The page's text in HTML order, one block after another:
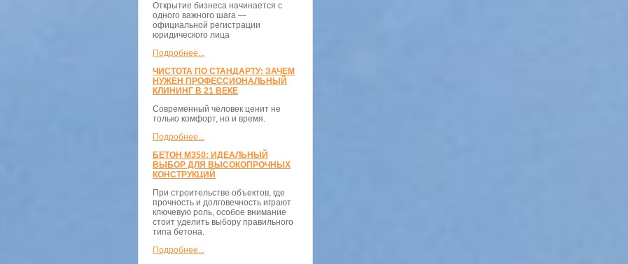
Открытие бизнеса начинается с
одного важного шага —
официальной регистрации
юридического лица
Подробнее...
ЧИСТОТА ПО СТАНДАРТУ: ЗАЧЕМ
НУЖЕН ПРОФЕССИОНАЛЬНЫЙ
КЛИНИНГ В 21 ВЕКЕ
Современный человек ценит не
только комфорт, но и время.
Подробнее...
БЕТОН М350: ИДЕАЛЬНЫЙ
ВЫБОР ДЛЯ ВЫСОКОПРОЧНЫХ
КОНСТРУКЦИЙ
При строительстве объектов, где
прочность и долговечность играют
ключевую роль, особое внимание
стоит уделить выбору правильного
типа бетона.
Подробнее...